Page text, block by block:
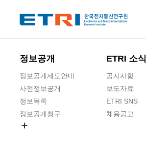
정보공개
정보공개제도안내
사전정보공개
정보목록
정보공개청구
ETRI 소식
공지사항
보도자료
ETRI SNS
채용공고